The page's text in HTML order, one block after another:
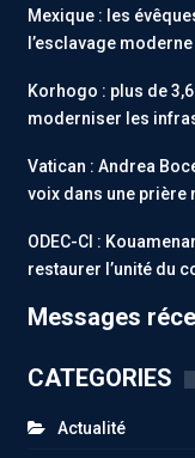
Mexique : les
l’esclavage
Korhogo : plus de
moderniser les
Vatican : Andrea
voix dans une prière
ODEC-CI :
restaurer l’unité du
Messages
CATEGORIES
Actualité